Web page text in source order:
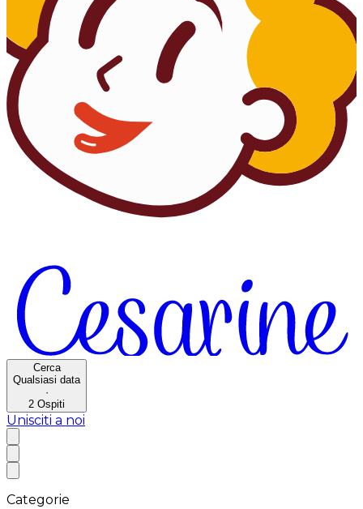
Cerca
Qualsiasi data
·
2 Ospiti
Unisciti a noi
Categorie